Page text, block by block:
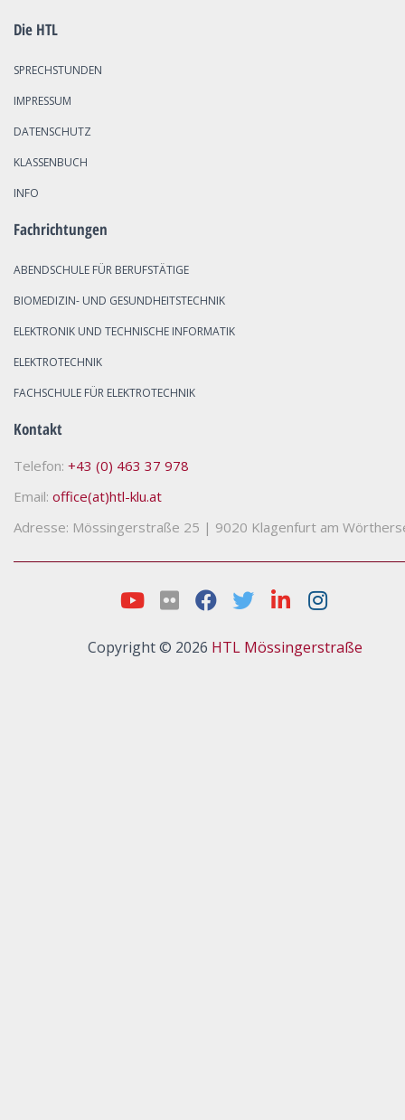
Die HTL
SPRECHSTUNDEN
IMPRESSUM
DATENSCHUTZ
KLASSENBUCH
INFO
Fachrichtungen
ABENDSCHULE FÜR BERUFSTÄTIGE
BIOMEDIZIN- UND GESUNDHEITSTECHNIK
ELEKTRONIK UND TECHNISCHE INFORMATIK
ELEKTROTECHNIK
FACHSCHULE FÜR ELEKTROTECHNIK
Kontakt
Telefon: +43 (0) 463 37 978
Email: office(at)htl-klu.at
Adresse: Mössingerstraße 25 | 9020 Klagenfurt am
Copyright © 2026 HTL Mössingerstraße